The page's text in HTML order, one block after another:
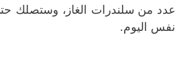
عدد من سلندرات الغاز، وستصلك
نفس اليوم.